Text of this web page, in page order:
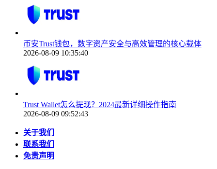
币安Trust钱包，数字资产安全与高效管理的核心载体
2026-08-09 10:35:40
Trust Wallet怎么提现？2024最新详细操作指南
2026-08-09 09:52:43
关于我们
联系我们
免责声明